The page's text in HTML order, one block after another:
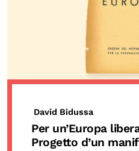
Mostre digitali
I CONTENUTI
Progetti Nazionali
Progetti
David Bidussa
Per un’Europa
Progetto d’un